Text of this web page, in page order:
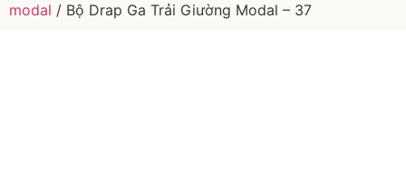
modal / Bộ Drap Ga Trải Giường Modal – 37